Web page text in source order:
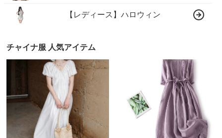
【レディース】ハロウィン
チャイナ服 人気アイテム